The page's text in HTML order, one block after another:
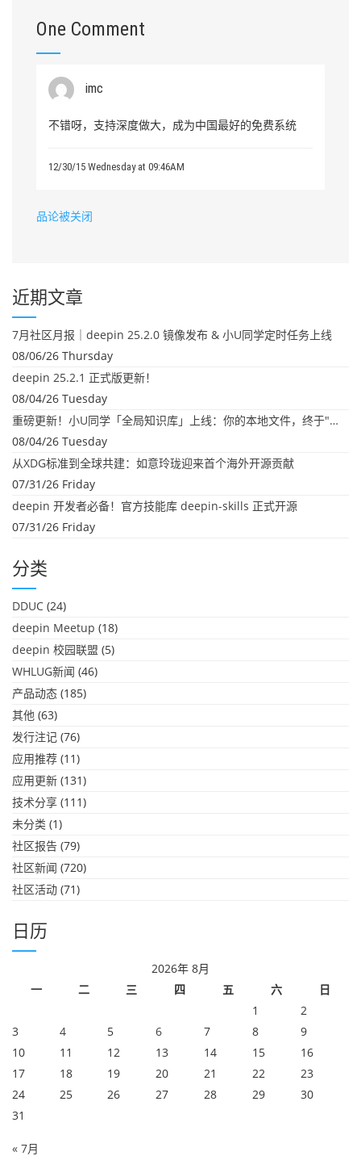
One Comment
imc
不错呀，支持深度做大，成为中国最好的免费系统
12/30/15 Wednesday at 09:46AM
品论被关闭
近期文章
7月社区月报｜deepin 25.2.0 镜像发布 & 小U同学定时任务上线
08/06/26 Thursday
deepin 25.2.1 正式版更新！
08/04/26 Tuesday
重磅更新！小U同学「全局知识库」上线：你的本地文件，终于"活"起来了
08/04/26 Tuesday
从XDG标准到全球共建：如意玲珑迎来首个海外开源贡献
07/31/26 Friday
deepin 开发者必备！官方技能库 deepin-skills 正式开源
07/31/26 Friday
分类
DDUC (24)
deepin Meetup (18)
deepin 校园联盟 (5)
WHLUG新闻 (46)
产品动态 (185)
其他 (63)
发行注记 (76)
应用推荐 (11)
应用更新 (131)
技术分享 (111)
未分类 (1)
社区报告 (79)
社区新闻 (720)
社区活动 (71)
日历
2026年 8月
一
二 三 四 五 六
日
1
2
3
4 5 6 7 8
9
10
11 12 13 14 15
16
17
18 19 20 21 22
23
24
25 26 27 28 29
30
31
« 7月